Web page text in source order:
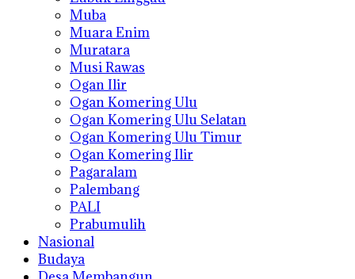
Muba
Muara Enim
Muratara
Musi Rawas
Ogan Ilir
Ogan Komering Ulu
Ogan Komering Ulu Selatan
Ogan Komering Ulu Timur
Ogan Komering Ilir
Pagaralam
Palembang
PALI
Prabumulih
Nasional
Budaya